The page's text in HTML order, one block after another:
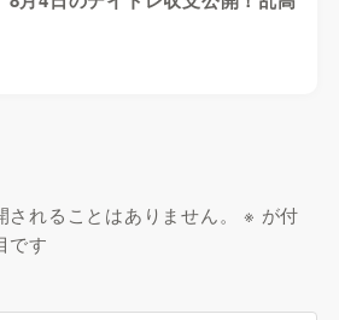
れることはありません。 ※ が付
です